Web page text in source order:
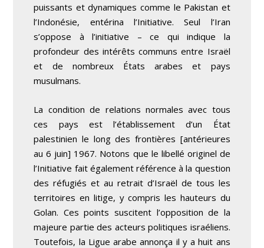
puissants et dynamiques comme le Pakistan et
l’Indonésie, entérina l’Initiative. Seul l’Iran
s’oppose à l’initiative – ce qui indique la
profondeur des intérêts communs entre Israël
et de nombreux États arabes et pays
musulmans.
La condition de relations normales avec tous
ces pays est l’établissement d’un État
palestinien le long des frontières [antérieures
au 6 juin] 1967. Notons que le libellé originel de
l’Initiative fait également référence à la question
des réfugiés et au retrait d’Israël de tous les
territoires en litige, y compris les hauteurs du
Golan. Ces points suscitent l’opposition de la
majeure partie des acteurs politiques israéliens.
Toutefois, la Ligue arabe annonça il y a huit ans